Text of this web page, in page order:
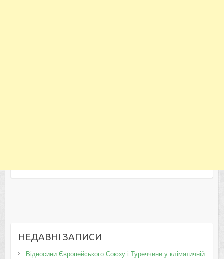
НЕДАВНІ ЗАПИСИ
Відносини Європейського Союзу і Туреччини у кліматичній